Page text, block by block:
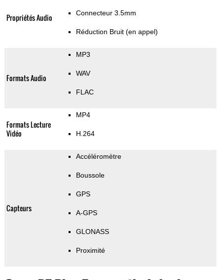
Propriétés Audio Connecteur 3.5mm
Réduction Bruit (en appel)
Formats Audio
MP3
WAV
FLAC
Formats Lecture
Vidéo
MP4
H.264
Capteurs
Accéléromètre
Boussole
GPS
A-GPS
GLONASS
Proximité